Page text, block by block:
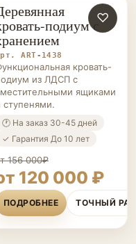
КРОВАТИ-
ПОДИУМЫ НА ЗАКАЗ
♡
подиум с
ART-1438
кровать-
из ЛДСП с
ящиками
ступенями.
🕐 На заказ 30-45 дней
✓ Гарантия До 10 лет
156 000₽
120 000 ₽
ПОДРОБНЕЕ ТОЧНЫЙ